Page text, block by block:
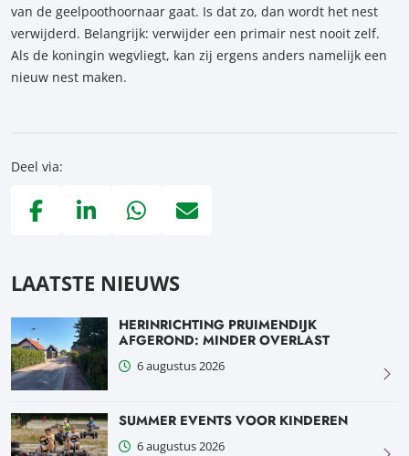
van de geelpoothoornaar gaat. Is dat zo, dan wordt het nest
verwijderd. Belangrijk: verwijder een primair nest nooit zelf.
Als de koningin wegvliegt, kan zij ergens anders namelijk een
nieuw nest maken.
Deel via:
LAATSTE NIEUWS
HERINRICHTING PRUIMENDIJK
AFGEROND: MINDER OVERLAST
6 augustus 2026
SUMMER EVENTS VOOR KINDEREN
6 augustus 2026